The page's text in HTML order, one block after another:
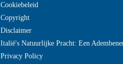
Cookiebeleid
Copyright
Disclaimer
Italië's Natuurlijke Pracht: Een
Privacy Policy